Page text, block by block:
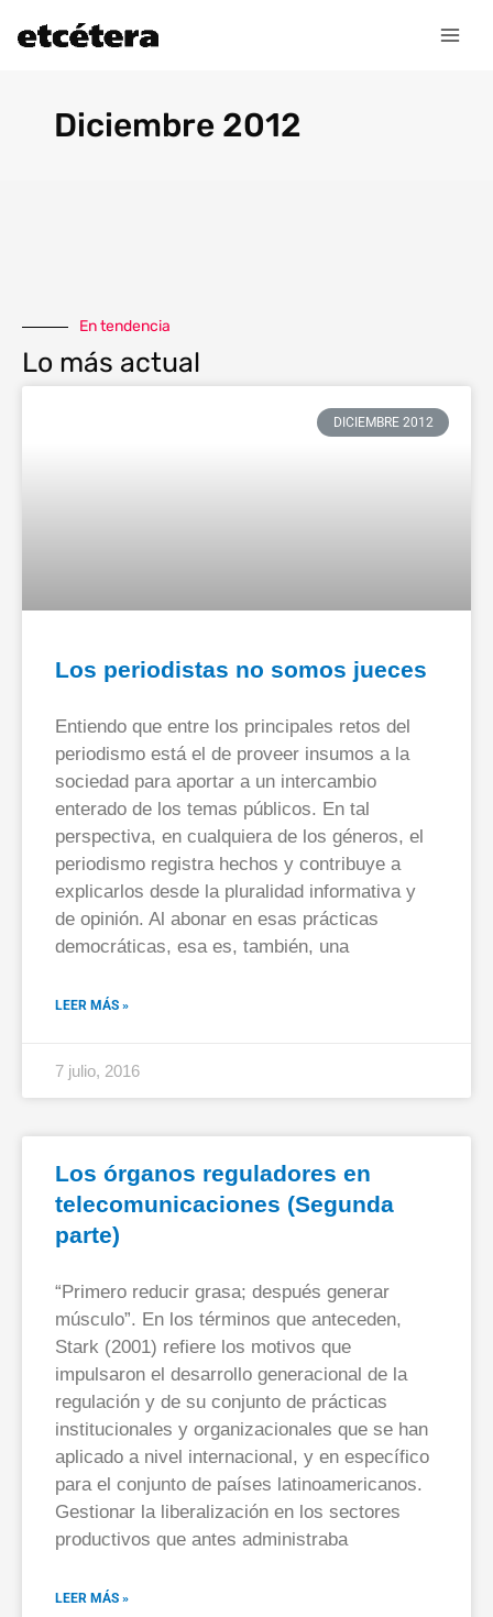
Diciembre 2012
En tendencia
Lo más actual
DICIEMBRE 2012
Los periodistas no somos jueces
Entiendo que entre los principales retos del
periodismo está el de proveer insumos a la
sociedad para aportar a un intercambio
enterado de los temas públicos. En tal
perspectiva, en cualquiera de los géneros, el
periodismo registra hechos y contribuye a
explicarlos desde la pluralidad informativa y
de opinión. Al abonar en esas prácticas
democráticas, esa es, también, una
LEER MÁS »
7 julio, 2016
Los órganos reguladores en
telecomunicaciones (Segunda
parte)
“Primero reducir grasa; después generar
músculo”. En los términos que anteceden,
Stark (2001) refiere los motivos que
impulsaron el desarrollo generacional de la
regulación y de su conjunto de prácticas
institucionales y organizacionales que se han
aplicado a nivel internacional, y en específico
para el conjunto de países latinoamericanos.
Gestionar la liberalización en los sectores
productivos que antes administraba
LEER MÁS »